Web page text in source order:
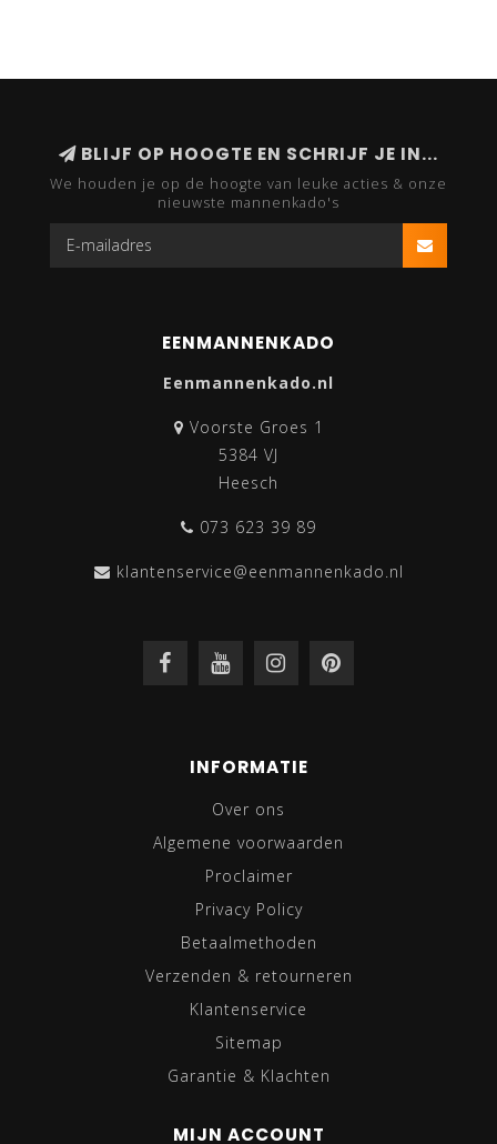
BLIJF OP HOOGTE EN SCHRIJF JE IN...
We houden je op de hoogte van leuke acties & onze
nieuwste mannenkado's
EENMANNENKADO
Eenmannenkado.nl
Voorste Groes 1
5384 VJ
Heesch
073 623 39 89
klantenservice@eenmannenkado.nl
INFORMATIE
Over ons
Algemene voorwaarden
Proclaimer
Privacy Policy
Betaalmethoden
Verzenden & retourneren
Klantenservice
Sitemap
Garantie & Klachten
MIJN ACCOUNT